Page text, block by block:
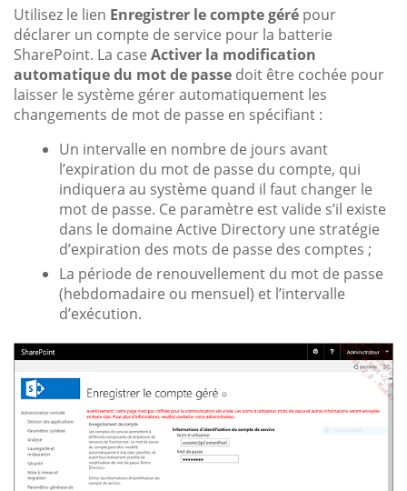
Utilisez le lien Enregistrer le compte géré pour
déclarer un compte de service pour la batterie
SharePoint. La case Activer la modification
automatique du mot de passe doit être cochée pour
laisser le système gérer automatiquement les
changements de mot de passe en spécifiant :
Un intervalle en nombre de jours avant
l’expiration du mot de passe du compte, qui
indiquera au système quand il faut changer le
mot de passe. Ce paramètre est valide s’il existe
dans le domaine Active Directory une stratégie
d’expiration des mots de passe des comptes ;
La période de renouvellement du mot de passe
(hebdomadaire ou mensuel) et l’intervalle
d’exécution.